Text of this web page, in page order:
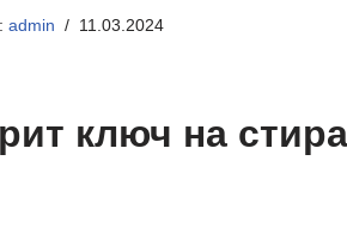
admin 11.03.2024
ключ на